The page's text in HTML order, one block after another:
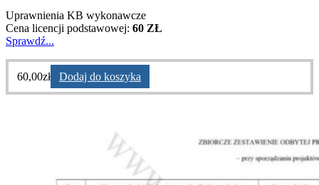
Uprawnienia KB wykonawcze
Cena licencji podstawowej: 60 ZŁ
Sprawdź...
60,00zł Dodaj do koszyka